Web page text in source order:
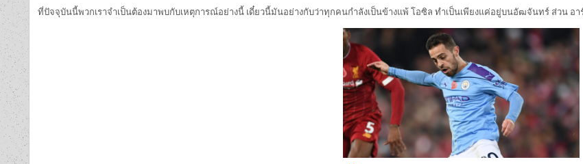
ที่ปัจจุบันนี้พวกเราจำเป็นต้องมาพบกับเหตุการณ์อย่างนี้ เดี๋ยวนี้มันอย่างกับว่าทุกคนกำลังเป็นข้างแพ้ โอซิล ทำเป็นเพียงแค่อยู่บนอัฒจันทร์ ส่วน อา